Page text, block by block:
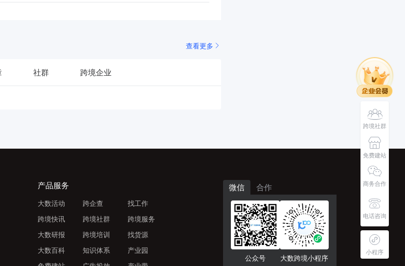
查看更多
社群 跨境企业
跨境社群
免费建站
商务合作
电话咨询
小程序
产品服务
大数活动
跨境快讯
大数研报
大数百科
跨企查
跨境社群
跨境培训
知识体系
找工作
跨境服务
找货源
产业园
微信 合作
公众号 大数跨境小程序